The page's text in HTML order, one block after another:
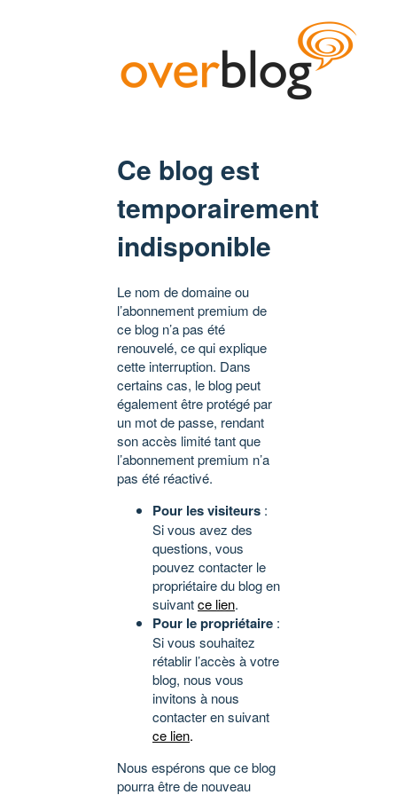
Ce blog est
temporairement
indisponible
Le nom de domaine ou
l’abonnement premium de
ce blog n’a pas été
renouvelé, ce qui explique
cette interruption. Dans
certains cas, le blog peut
également être protégé par
un mot de passe, rendant
son accès limité tant que
l’abonnement premium n’a
pas été réactivé.
Pour les visiteurs :
Si vous avez des
questions, vous
pouvez contacter le
propriétaire du blog en
suivantce lien.
Pour le propriétaire :
Si vous souhaitez
rétablir l’accès à votre
blog, nous vous
invitons à nous
contacter en suivant
ce lien.
Nous espérons que ce blog
pourra être de nouveau